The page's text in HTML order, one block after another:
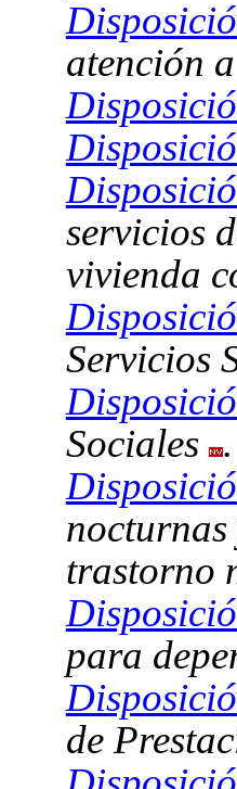
atención
servicios
vivienda
Servicios
Sociales .
trastorno
para
de